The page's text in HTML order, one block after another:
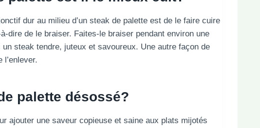
dur au milieu d’un steak de palette est de le faire cuire
dire de le braiser. Faites-le braiser pendant environ une
steak tendre, juteux et savoureux. Une autre façon de
palette désossé?
ajouter une saveur copieuse et saine aux plats mijotés